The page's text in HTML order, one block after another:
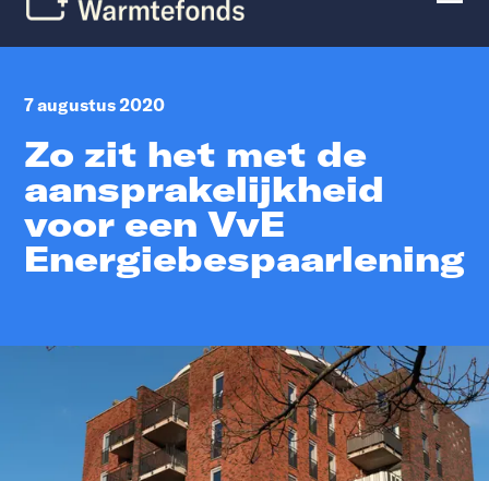
7 augustus 2020
Zo zit het met de
aansprakelijkheid
voor een VvE
Energiebespaarlening